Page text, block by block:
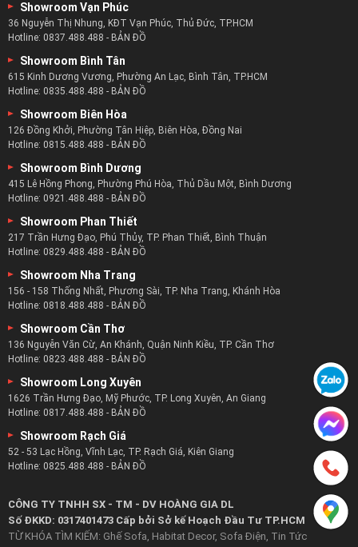
Showroom Vạn Phúc
36 Nguyễn Thị Nhung, KĐT Vạn Phúc, Thủ Đức, TP.HCM
Hotline: 0837.488.488 - BẢN ĐỒ
Showroom Bình Tân
615 Kinh Dương Vương, Phường An Lạc, Bình Tân, TP.HCM
Hotline: 0835.488.488 - BẢN ĐỒ
Showroom Biên Hòa
126 Đồng Khởi, Phường Tân Hiệp, Biên Hòa, Đồng Nai
Hotline: 0815.488.488 - BẢN ĐỒ
Showroom Bình Dương
415 Lê Hồng Phong, Phường Phú Hòa, Thủ Dầu Một, Bình Dương
Hotline: 0921.488.488 - BẢN ĐỒ
Showroom Phan Thiết
217 Trần Hưng Đạo, Phú Thủy, TP. Phan Thiết, Bình Thuận
Hotline: 0829.488.488 - BẢN ĐỒ
Showroom Nha Trang
156 - 158 Thống Nhất, Phương Sài, TP. Nha Trang, Khánh Hòa
Hotline: 0818.488.488 - BẢN ĐỒ
Showroom Cần Thơ
136 Nguyễn Văn Cừ, An Khánh, Quận Ninh Kiều, TP. Cần Thơ
Hotline: 0823.488.488 - BẢN ĐỒ
Showroom Long Xuyên
1626 Trần Hưng Đạo, Mỹ Phước, TP. Long Xuyên, An Giang
Hotline: 0817.488.488 - BẢN ĐỒ
Showroom Rạch Giá
52 - 53 Lạc Hồng, Vĩnh Lạc, TP. Rạch Giá, Kiên Giang
Hotline: 0825.488.488 - BẢN ĐỒ
CÔNG TY TNHH SX - TM - DV HOÀNG GIA DL
Số ĐKKD: 0317401473 Cấp bởi Sở kế Hoạch Đầu Tư TP.HCM
TỪ KHÓA TÌM KIẾM: Ghế Sofa, Habitat Decor, Sofa Điện, Tin Tức